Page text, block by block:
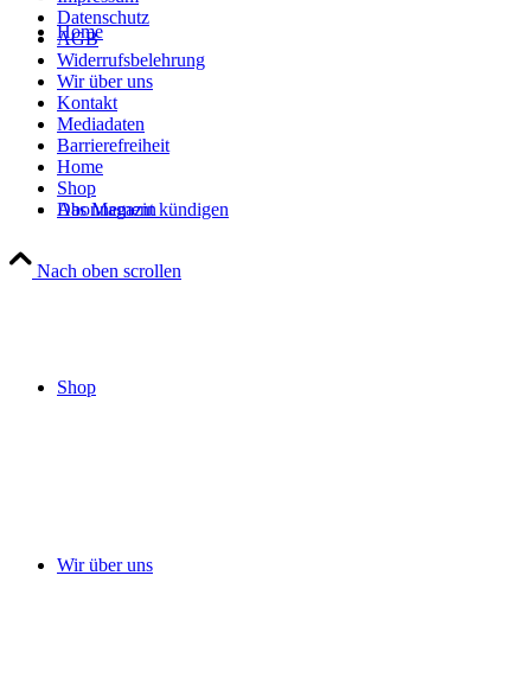
Home
Das Magazin
Shop
Wir über uns
Datenschutz
AGB
Widerrufsbelehrung
Wir über uns
Kontakt
Mediadaten
Barrierefreiheit
Home
Shop
Abonnement kündigen
Nach oben scrollen